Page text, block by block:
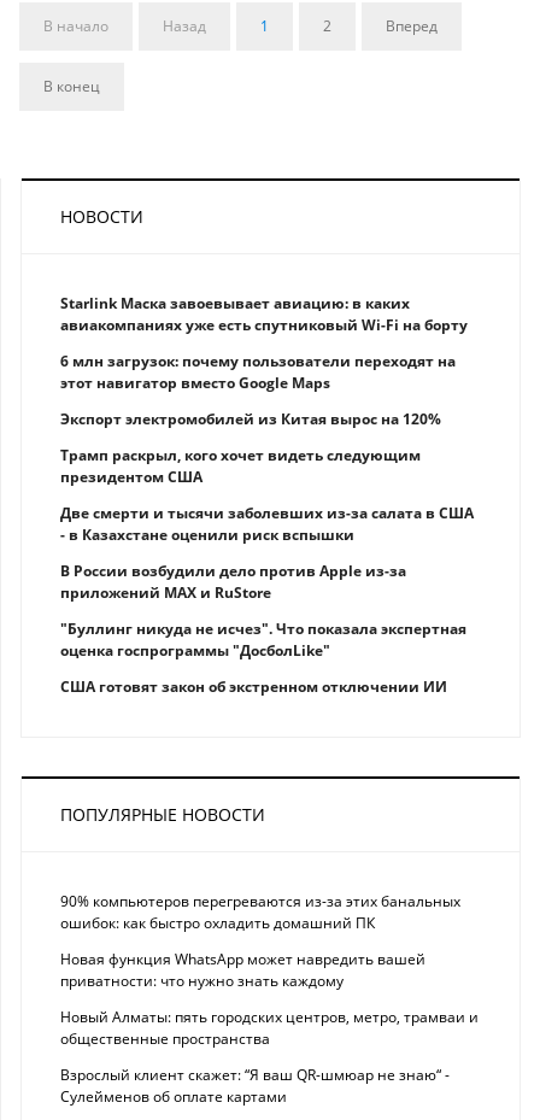
В начало Назад 1 2 Вперед
В конец
НОВОСТИ
Starlink Маска завоевывает авиацию: в каких
авиакомпаниях уже есть спутниковый Wi-Fi на борту
6 млн загрузок: почему пользователи переходят на
этот навигатор вместо Google Maps
Экспорт электромобилей из Китая вырос на 120%
Трамп раскрыл, кого хочет видеть следующим
президентом США
Две смерти и тысячи заболевших из-за салата в США
- в Казахстане оценили риск вспышки
В России возбудили дело против Apple из-за
приложений MAX и RuStore
"Буллинг никуда не исчез". Что показала экспертная
оценка госпрограммы "ДосболLike"
США готовят закон об экстренном отключении ИИ
ПОПУЛЯРНЫЕ НОВОСТИ
90% компьютеров перегреваются из-за этих банальных
ошибок: как быстро охладить домашний ПК
Новая функция WhatsApp может навредить вашей
приватности: что нужно знать каждому
Новый Алматы: пять городских центров, метро, трамваи и
общественные пространства
Взрослый клиент скажет: “Я ваш QR-шмюар не знаю“ -
Сулейменов об оплате картами